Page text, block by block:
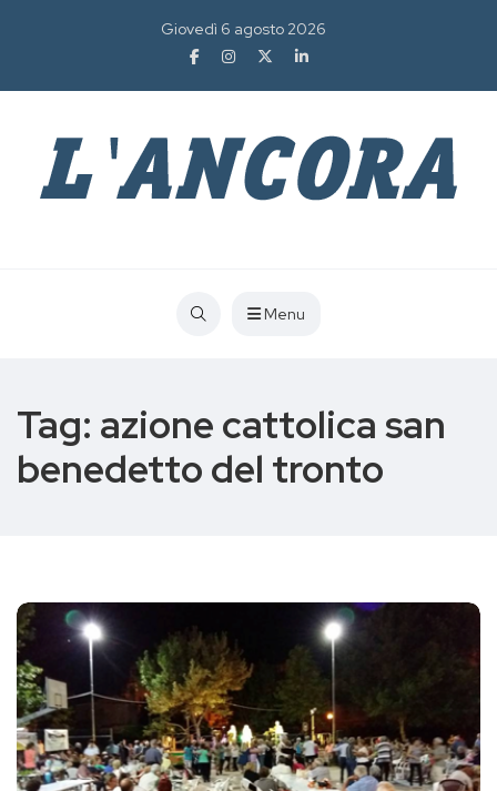
Giovedì 6 agosto 2026
Menu
Tag: azione cattolica san
benedetto del tronto